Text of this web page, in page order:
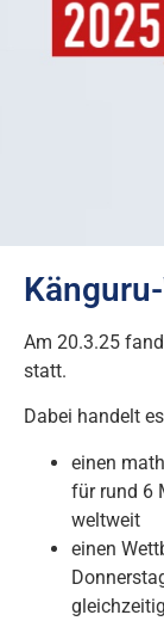
Am 20.3.25
statt.
Dabei handelt
einen
für rund 6
weltweit
einen